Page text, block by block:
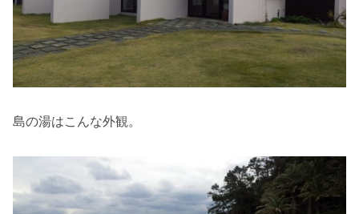
島の湯はこんな外観。